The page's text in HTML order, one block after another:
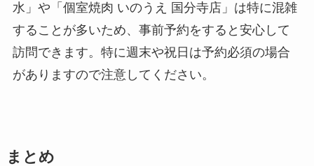
水」や「個室焼肉 いのうえ 国分寺店」は特に混雑
することが多いため、事前予約をすると安心して
訪問できます。特に週末や祝日は予約必須の場合
がありますので注意してください。
まとめ